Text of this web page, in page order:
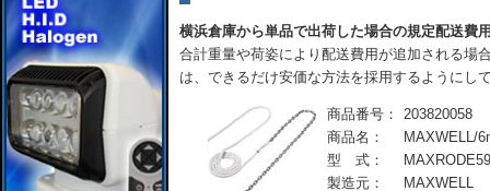
横浜倉庫から単品で出荷した場合の規定配送費
合計重量や荷姿により配送費用が追加される場
は、できるだけ安価な方法を採用するようにし
商品番号：
203820058
商品名：
MAXWELL/
型 式：
MAXRODE59
製造元：
MAXWELL